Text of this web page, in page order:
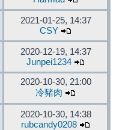
2021-01-25, 14:37
CSY
2020-12-19, 14:37
Junpei1234
2020-10-30, 21:00
冷豬肉
2020-10-30, 14:38
rubcandy0208